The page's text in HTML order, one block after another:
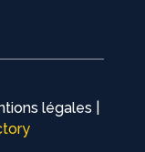
légales |